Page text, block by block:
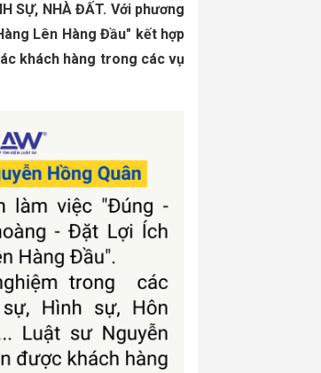
SỰ, NHÀ ĐẤT. Với phương
Lên Hàng Đầu" kết hợp
khách hàng trong các vụ